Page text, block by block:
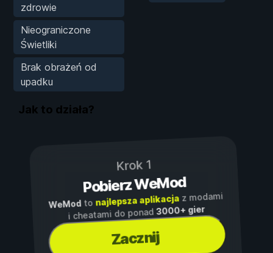
zdrowie
Nieograniczone
Świetliki
Brak obrażeń od
upadku
Jak to działa?
Krok 1
Pobierz WeMod
WeModto najlepsza aplikacjaz modami
i cheatami do ponad3000+ gier
Zacznij